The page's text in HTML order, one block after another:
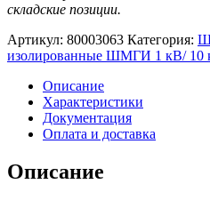
складские позиции.
Артикул: 80003063 Категория:
изолированные ШМГИ 1 кВ/ 10
Описание
Характеристики
Документация
Оплата и доставка
Описание